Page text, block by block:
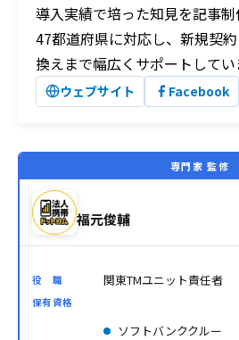
導入実績で培った知見を記事
47都道府県に対応し、新規契
換えまで幅広くサポートしてい
ウェブサイト Facebook
専門家 監修
福元俊輔
役 職 関東TMユニット責任者
保有資格
ソフトバンククルー